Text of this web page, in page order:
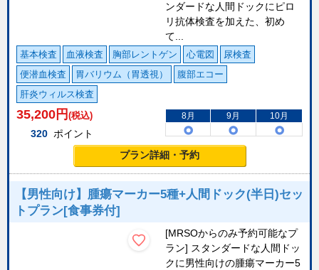
ンダードな人間ドックにピロ
リ抗体検査を加えた、初め
て...
基本検査 血液検査 胸部レントゲン 心電図
尿検査
便潜血検査
胃バリウム（胃透視）
腹部エコー
肝炎ウィルス検査
35,200 円 (税込)
320 ポイント
8月 9月 10月
プラン詳細・予約
【男性向け】腫瘍マーカー5種+人間ドック(半日)セッ
トプラン[食事券付]
[MRSOからのみ予約可能なプ
ラン] スタンダードな人間ドッ
クに男性向けの腫瘍マーカー5